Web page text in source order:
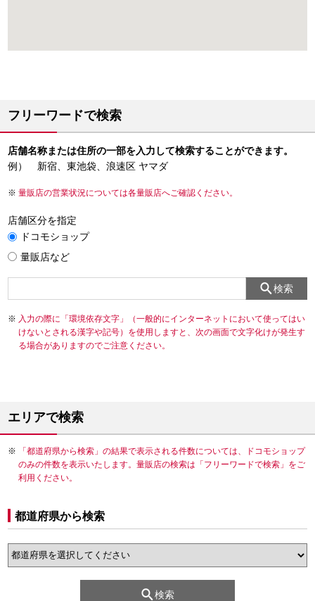
フリーワードで検索
店舗名称または住所の一部を入力して検索することができます。
例） 新宿、東池袋、浪速区 ヤマダ
量販店の営業状況については各量販店へご確認ください。
店舗区分を指定
ドコモショップ
量販店など
検索
入力の際に「環境依存文字」（一般的にインターネットにおいて使ってはい
けないとされる漢字や記号）を使用しますと、次の画面で文字化けが発生す
る場合がありますのでご注意ください。
エリアで検索
「都道府県から検索」の結果で表示される件数については、ドコモショップ
のみの件数を表示いたします。量販店の検索は「フリーワードで検索」をご
利用ください。
都道府県から検索
検索